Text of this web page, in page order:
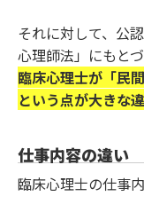
それに対して、公
心理師法」にもと
臨床心理士が「民
という点が大きな
仕事内容の違い
臨床心理士の仕事